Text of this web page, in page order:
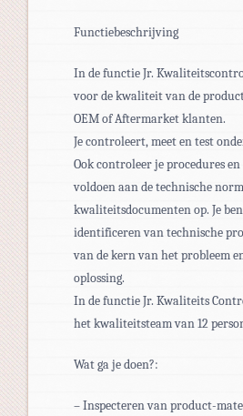
Functiebeschrijving
In de functie Jr.
voor de kwaliteit van de
OEM of Aftermarket klanten.
Je controleert, meet en test
Ook controleer je procedures
voldoen aan de technische
kwaliteitsdocumenten op. Je
identificeren van technische
van de kern van het probleem
oplossing.
In de functie Jr. Kwaliteits
het kwaliteitsteam van 12
Wat ga je doen?:
– Inspecteren van product-